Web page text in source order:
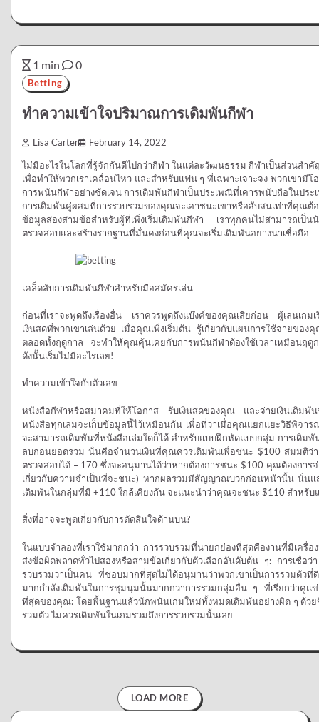
1 min 0
Betting
ทำความเข้าใจปริมาณการเดิมพันกีฬา
Lisa Carter February 14, 2022
ไม่มีอะไรในโลกที่รู้จักกันดีไปกว่ากีฬา ในแต่ละวัฒนธรรม กีฬาเป็นส่วนสำคั
เพื่อทำให้พวกเราเคลื่อนไหว และสำหรับแฟน ๆ ที่เฉพาะเจาะจง พวกเขามีโ
การพนันกีฬาอย่างชัดเจน การเดิมพันกีฬาเป็นประเพณีที่เคารพนับถือในปร
การเดิมพันคู่ผสมที่การรวบรวมของคุณจะเอาชนะเขาหรือสับสนเท่าที่คุณต้
ข้อมูลสองสามข้อสำหรับผู้ที่เพิ่งเริ่มเดิมพันกีฬา เราทุกคนไม่สามารถเป็
ตรวจสอบและสร้างรากฐานที่มั่นคงก่อนที่คุณจะเริ่มเดิมพันอย่างน่าเชื่อถือ
เคล็ดลับการเดิมพันกีฬาสำหรับมือสมัครเล่น
ก่อนที่เราจะพูดถึงเรื่องอื่น เราควรพูดถึงแบ๊งค์ของคุณเสียก่อน ผู้เล่นเกม
เงินสดที่พวกเขาเล่นด้วย เมื่อคุณเพิ่งเริ่มต้น รู้เกี่ยวกับแผนการใช้จ่ายขอ
ตลอดทั้งฤดูกาล จะทำให้คุณคุ้นเคยกับการพนันกีฬาต้องใช้เวลาเหมือนฤ
ดังนั้นเริ่มไม่มีอะไรเลย!
ทำความเข้าใจกับตัวเลข
หนังสือกีฬาหรือสมาคมที่ให้โอกาส รับเงินสดของคุณ และจ่ายเงินเดิม
หนังสือทุกเล่มจะเก็บข้อมูลนี้ไว้เหมือนกัน เพื่อที่ว่าเมื่อคุณแยกแยะวิธีพิจาร
จะสามารถเดิมพันที่หนังสือเล่มใดก็ได้ สำหรับแบบฝึกหัดแบบกลุ่ม การเดิ
ลบก่อนยอดรวม นั่นคือจำนวนเงินที่คุณควรเดิมพันเพื่อชนะ $100 สมมติว่
ตรวจสอบได้ – 170 ซึ่งจะอนุมานได้ว่าหากต้องการชนะ $100 คุณต้องการ
เกี่ยวกับความจำเป็นที่จะชนะ) หากผลรวมมีสัญญาณบวกก่อนหน้านั้น นั่นแ
เดิมพันในกลุ่มที่มี +110 ใกล้เคียงกัน จะแนะนำว่าคุณจะชนะ $110 สำหรั
สิ่งที่อาจจะพูดเกี่ยวกับการตัดสินใจด้านบน?
ในแบบจำลองที่เราใช้มากกว่า การรวบรวมที่น่ายกย่องที่สุดคืองานที่มีเครื่
ส่งข้อผิดพลาดทั่วไปสองหรือสามข้อเกี่ยวกับตัวเลือกอันดับต้น ๆ: การเชื่อ
รวบรวมว่าเป็นคน ที่ชอบมากที่สุดไม่ได้อนุมานว่าพวกเขาเป็นการรวมตั
มากกำลังเดิมพันในการชุมนุมนั้นมากกว่าการรวมกลุ่มอื่น ๆ ที่เรียกว่าคู่แ
ที่สุดของคุณ: โดยพื้นฐานแล้วนักพนันเกมใหม่ทั้งหมดเดิมพันอย่างผิด ๆ ด้
รวมตัว ไม่ควรเดิมพันในเกมรวมถึงการรวบรวมนั้นเลย
LOAD MORE